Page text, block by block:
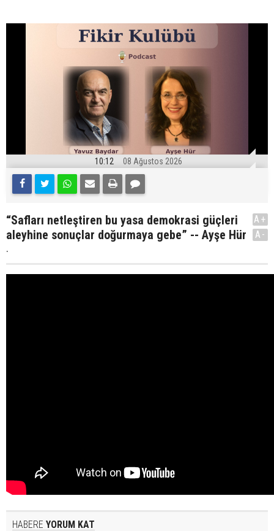
10:12 08 Ağustos 2026
“Safları netleştiren bu yasa demokrasi güçleri
aleyhine sonuçlar doğurmaya gebe” -- Ayşe Hür
.
A+
A-
HABERE YORUM KAT